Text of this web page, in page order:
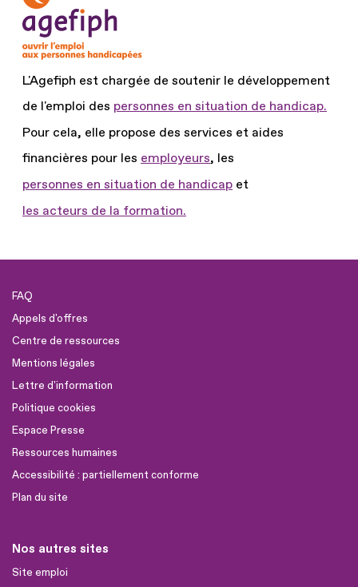
L'Agefiph est chargée de soutenir le développement
de l'emploi des personnes en situation de handicap.
Pour cela, elle propose des services et aides
financières pour les employeurs, les
personnes en situation de handicap et
les acteurs de la formation.
FAQ
Appels d'offres
Centre de ressources
Mentions légales
Lettre d'information
Politique cookies
Espace Presse
Ressources humaines
Accessibilité : partiellement conforme
Plan du site
Nos autres sites
Site emploi